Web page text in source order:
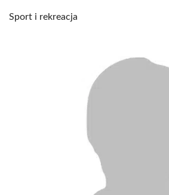
Sport i rekreacja